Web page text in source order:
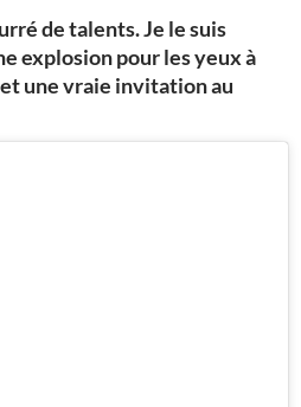
de talents. Je le suis
explosion pour les yeux à
une vraie invitation au